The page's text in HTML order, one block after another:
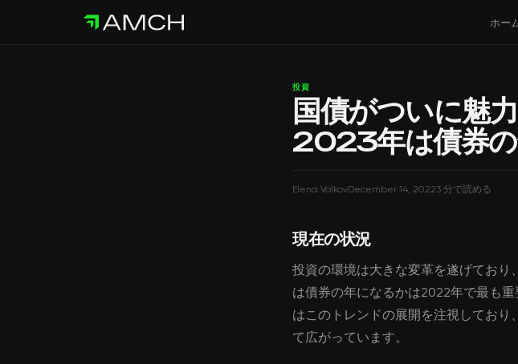
ホー
投資
国債がついに魅
2023年は債券
Elena VolkovDecember 14, 20223 分で読める
現在の状況
投資の環境は大きな変革を遂げてお
は債券の年になるかは2022年で最も
はこのトレンドの展開を注視しており
て広がっています。